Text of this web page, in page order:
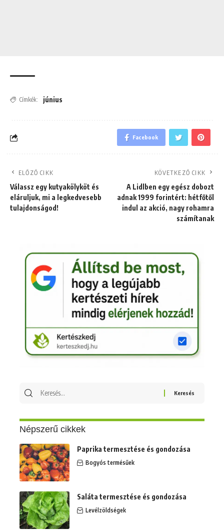
Címkék: június
Facebook
ELŐZŐ CIKK
Válassz egy kutyakölyköt és
eláruljuk, mi a legkedvesebb
tulajdonságod!
KÖVETKEZŐ CIKK
A Lidlben egy egész dobozt
adnak 1999 forintért: hétfőtől
indul az akció, nagy rohamra
számítanak
Keresés
Népszerű cikkek
Paprika termesztése és gondozása
Bogyós termésűek
Saláta termesztése és gondozása
Levélzöldségek